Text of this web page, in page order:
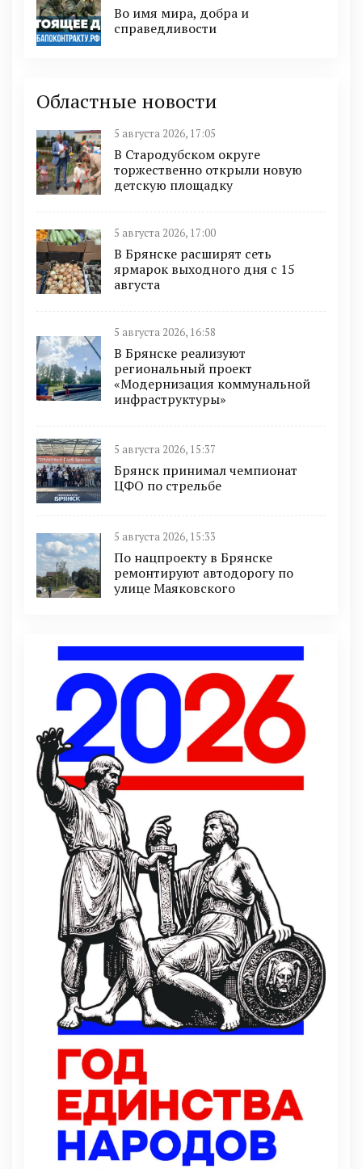
Во имя мира, добра и
справедливости
Областные новости
5 августа 2026, 17:05
В Стародубском округе
торжественно открыли новую
детскую площадку
5 августа 2026, 17:00
В Брянске расширят сеть
ярмарок выходного дня с 15
августа
5 августа 2026, 16:58
В Брянске реализуют
региональный проект
«Модернизация коммунальной
инфраструктуры»
5 августа 2026, 15:37
Брянск принимал чемпионат
ЦФО по стрельбе
5 августа 2026, 15:33
По нацпроекту в Брянске
ремонтируют автодорогу по
улице Маяковского